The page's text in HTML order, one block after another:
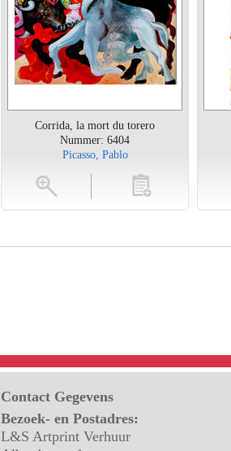
Corrida, la mort du torero
Nummer: 6404
Picasso, Pablo
toevoegen vergroten
Contact Gegevens
Bezoek- en Postadres:
L&S Artprint Verhuur